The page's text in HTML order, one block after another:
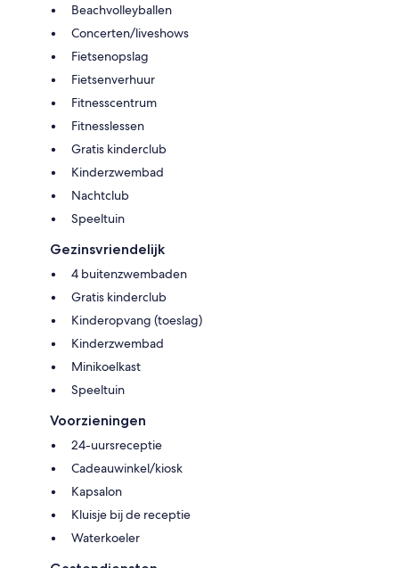
Beachvolleyballen
Concerten/liveshows
Fietsenopslag
Fietsenverhuur
Fitnesscentrum
Fitnesslessen
Gratis kinderclub
Kinderzwembad
Nachtclub
Speeltuin
Gezinsvriendelijk
4 buitenzwembaden
Gratis kinderclub
Kinderopvang (toeslag)
Kinderzwembad
Minikoelkast
Speeltuin
Voorzieningen
24-uursreceptie
Cadeauwinkel/kiosk
Kapsalon
Kluisje bij de receptie
Waterkoeler